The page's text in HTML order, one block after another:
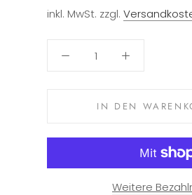
inkl. MwSt. zzgl.
IN DEN
Weitere